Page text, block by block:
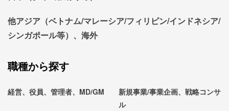
他アジア（ベトナム/マレーシア/フィリピン/インドネシア/
シンガポール等）、海外
職種から探す
経営、役員、管理者、MD/GM
新規事業/事業企画、戦略コンサ
ル